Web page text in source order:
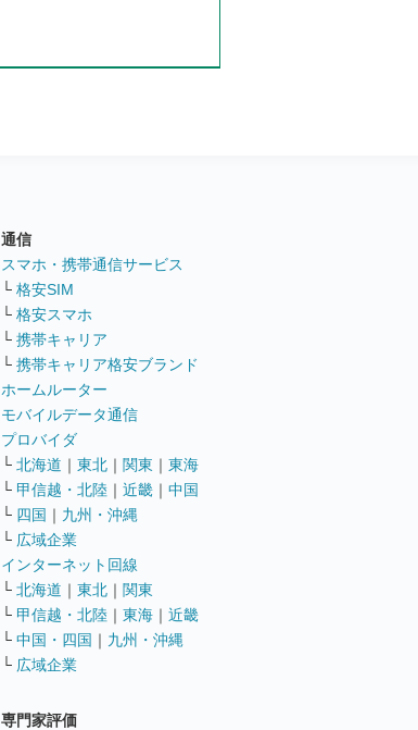
通信
スマホ・携帯通信サービス
└ 格安SIM
└ 格安スマホ
└ 携帯キャリア
└ 携帯キャリア格安ブランド
ホームルーター
モバイルデータ通信
プロバイダ
└ 北海道 ｜ 東北 ｜ 関東 ｜ 東海
└ 甲信越・北陸 ｜ 近畿 ｜ 中国
└ 四国 ｜ 九州・沖縄
└ 広域企業
インターネット回線
└ 北海道 ｜ 東北 ｜ 関東
└ 甲信越・北陸 ｜ 東海 ｜ 近畿
└ 中国・四国 ｜ 九州・沖縄
└ 広域企業
専門家評価